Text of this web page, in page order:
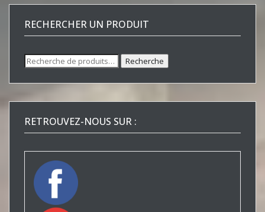
RECHERCHER UN PRODUIT
Recherche
pour :
Recherche
RETROUVEZ-NOUS SUR :